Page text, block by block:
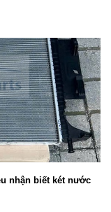
nhận biết két nước